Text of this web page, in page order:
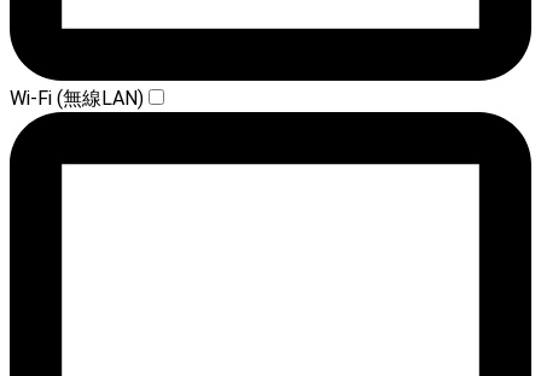
Wi-Fi (無線LAN)